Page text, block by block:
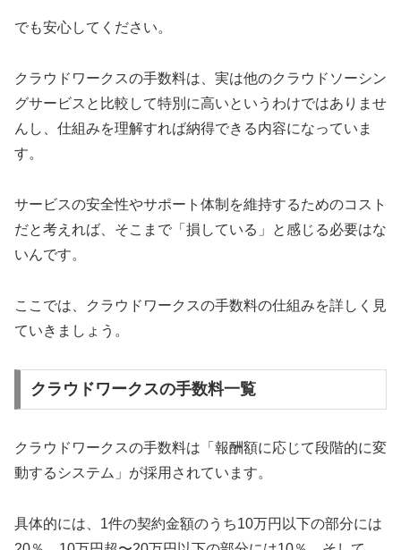
でも安心してください。
クラウドワークスの手数料は、実は他のクラウドソーシン
グサービスと比較して特別に高いというわけではありませ
んし、仕組みを理解すれば納得できる内容になっていま
す。
サービスの安全性やサポート体制を維持するためのコスト
だと考えれば、そこまで「損している」と感じる必要はな
いんです。
ここでは、クラウドワークスの手数料の仕組みを詳しく見
ていきましょう。
クラウドワークスの手数料一覧
クラウドワークスの手数料は「報酬額に応じて段階的に変
動するシステム」が採用されています。
具体的には、1件の契約金額のうち10万円以下の部分には